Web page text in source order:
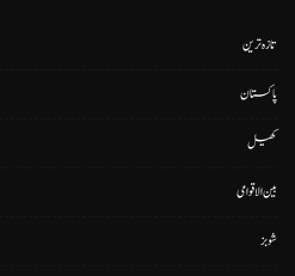
تازہ ترین
پاکستان
کھیل
بین الاقوامی
شوبز